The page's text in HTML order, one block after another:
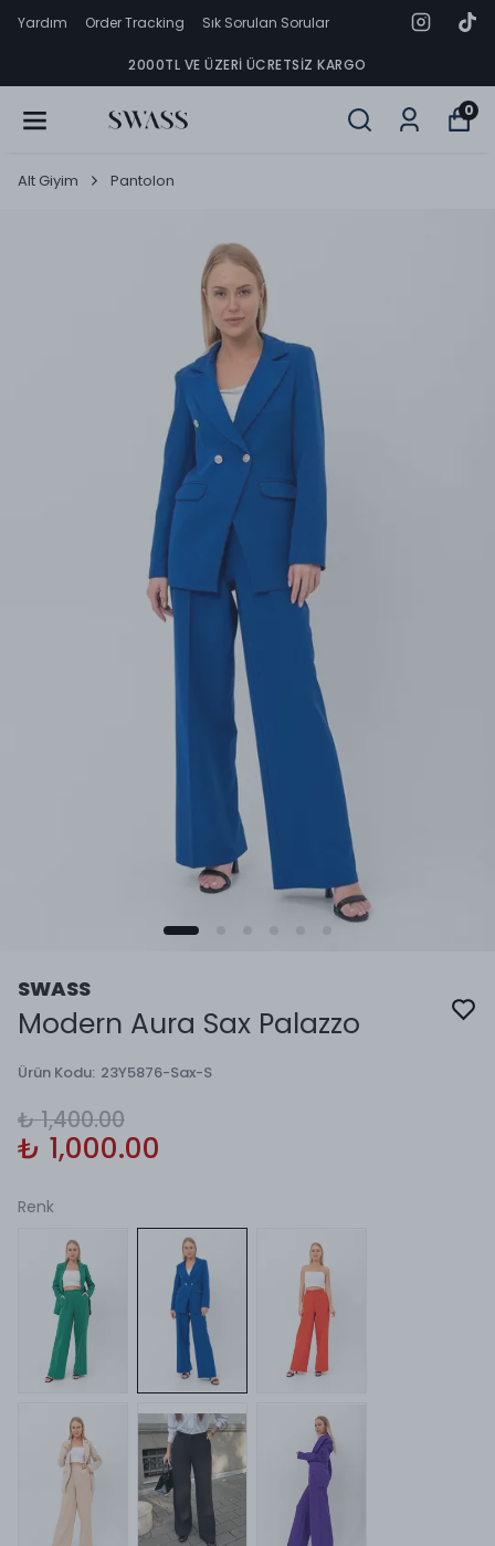
Yardım Order Tracking Sık Sorulan Sorular
2000TL VE ÜZERI ÜCRETSIZ KARGO
0
Alt Giyim Pantolon
SWASS
Modern Aura Sax Palazzo
Ürün Kodu: 23Y5876-Sax-S
₺ 1,400.00
₺ 1,000.00
Renk